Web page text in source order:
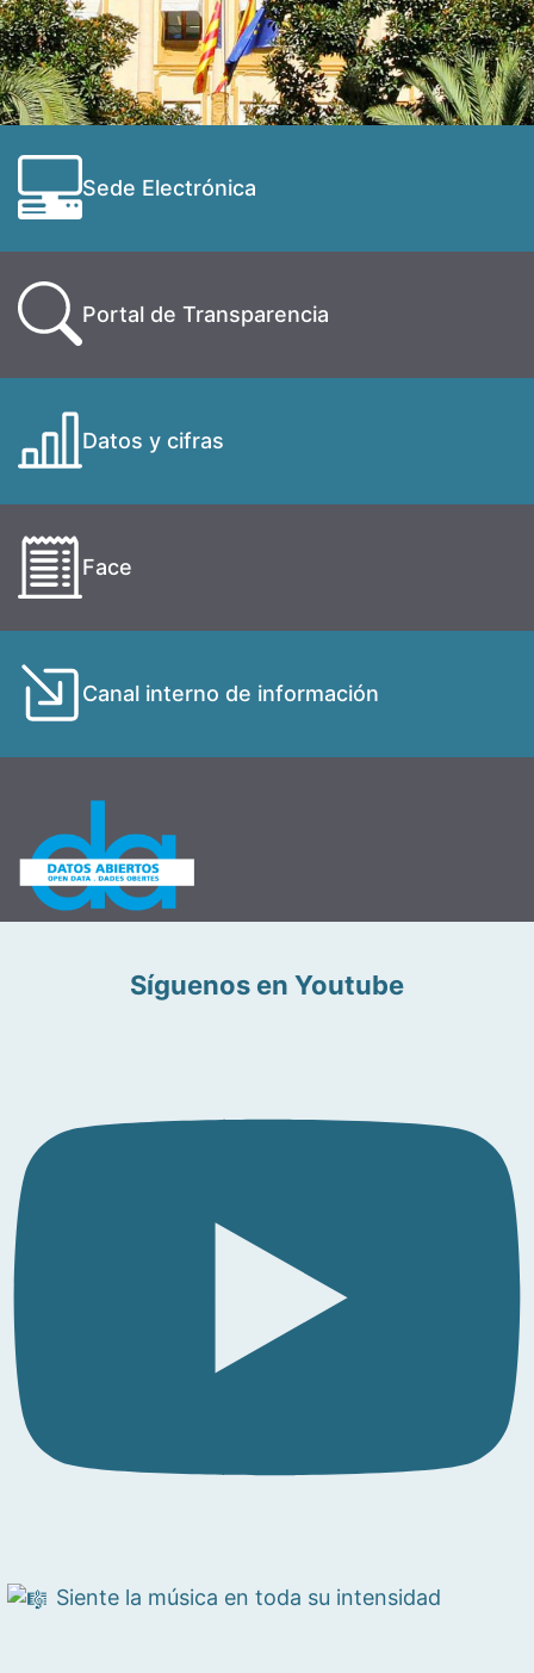
Sede Electrónica
Portal de Transparencia
Datos y cifras
Face
Canal interno de información
Síguenos en Youtube
Siente la música en toda su intensidad